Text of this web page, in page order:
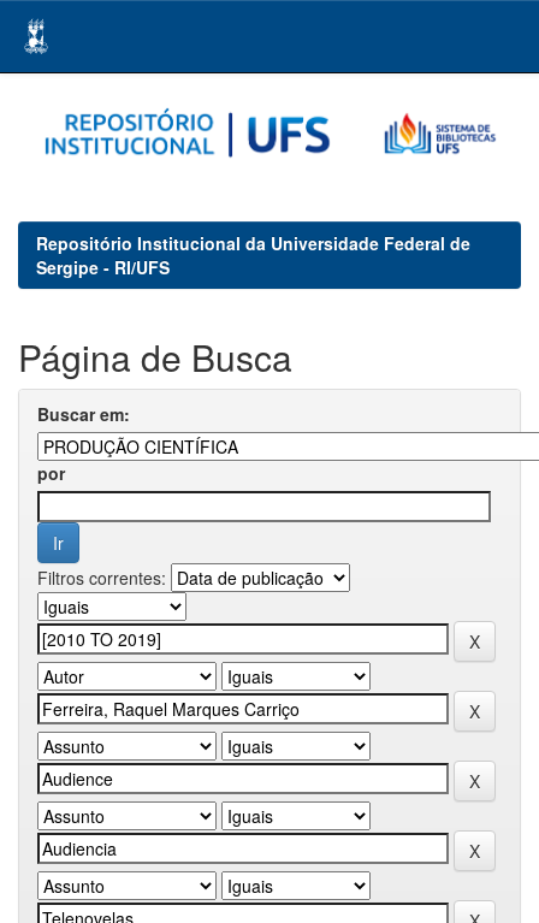
navigation
Repositório Institucional da Universidade Federal de
Sergipe - RI/UFS
Página de Busca
Buscar em:
por
Filtros correntes: